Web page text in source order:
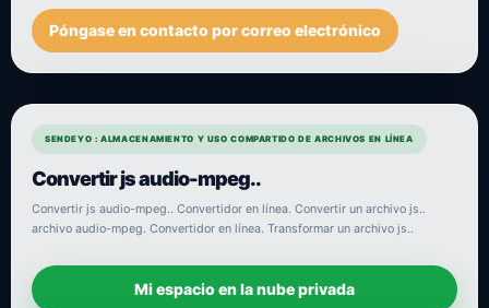
Póngase en contacto por correo electrónico
SENDEYO : ALMACENAMIENTO Y USO COMPARTIDO DE ARCHIVOS EN LÍNEA
Convertir js audio-mpeg..
Convertir js audio-mpeg.. Convertidor en línea. Convertir un archivo js..
archivo audio-mpeg. Convertidor en línea. Transformar un archivo js..
Mi espacio en la nube privada